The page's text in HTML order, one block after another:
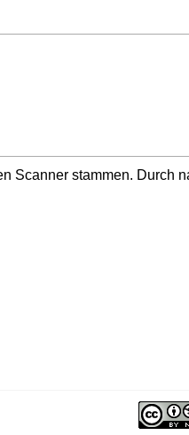
Scanner stammen. Durch